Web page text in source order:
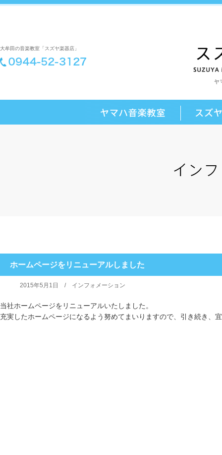
大牟田の音楽教室「スズヤ楽器店」
ホームページをリニューアルしました
2015年5月1日 / インフォメーション
当社ホームページをリニューアルいたしました。
充実したホームページになるよう努めてまいりますので、引き続き、